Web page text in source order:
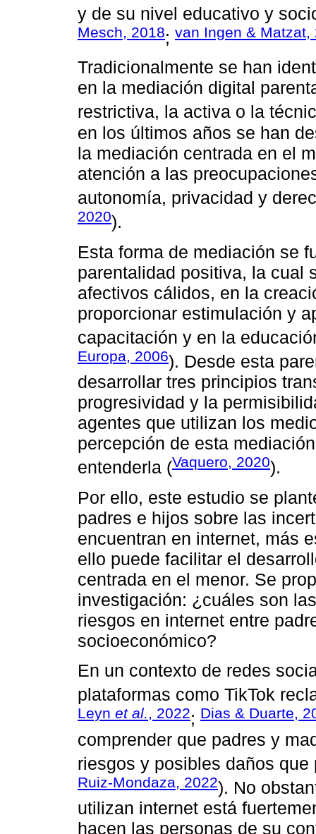
y de su nivel educativo y
Mesch, 2018; van Ingen & Matzat,
Tradicionalmente se han
en la mediación digital
restrictiva, la activa o la
en los últimos años se han
la mediación centrada en el
atención a las
autonomía, privacidad y
2020).
Esta forma de mediación se
parentalidad positiva, la cual
afectivos cálidos, en la
proporcionar estimulación y
capacitación y en la
Europa, 2006). Desde esta
desarrollar tres principios
progresividad y la
agentes que utilizan los
percepción de esta
entenderla (Vaquero, 2020).
Por ello, este estudio se
padres e hijos sobre las
encuentran en internet, más
ello puede facilitar el
centrada en el menor. Se
investigación: ¿cuáles son
riesgos en internet entre
socioeconómico?
En un contexto de redes
plataformas como TikTok
Leyn et al., 2022; Dias & Duarte,
comprender que padres y
riesgos y posibles daños que
Ruiz-Mondaza, 2022). No
utilizan internet está
hacen las personas de su